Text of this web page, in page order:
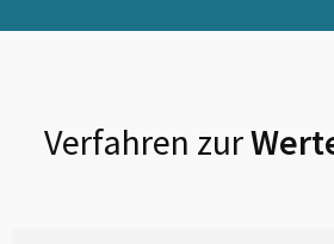
Verfahren zur